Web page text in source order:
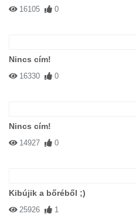
16105 0
Nincs cím!
16330 0
Nincs cím!
14927 0
Kibújik a bőréből ;)
25926 1